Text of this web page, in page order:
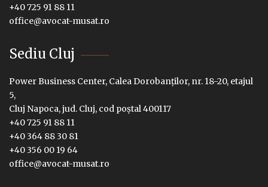
+40 725 91 88 11
office@avocat-musat.ro
Sediu Cluj
Power Business Center, Calea Dorobanților, nr. 18-20, etajul
5,
Cluj Napoca, jud. Cluj, cod poștal 400117
+40 725 91 88 11
+40 364 88 30 81
+40 356 00 19 64
office@avocat-musat.ro